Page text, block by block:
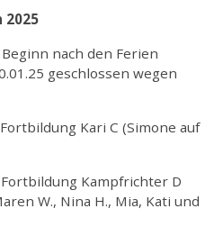
2025
nach den Ferien
geschlossen wegen
Kari C (Simone auf
Kampfrichter D
W., Nina H., Mia, Kati und